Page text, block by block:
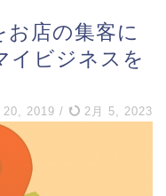
店の集客に
ビジネスを
20, 2019 / 2月 5, 2023